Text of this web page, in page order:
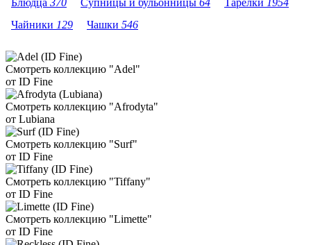
Блюдца 370 Супницы и бульонницы 64 Тарелки 1954
Чайники 129 Чашки 546
Смотреть коллекцию "Adel"
от ID Fine
Смотреть коллекцию "Afrodyta"
от Lubiana
Смотреть коллекцию "Surf"
от ID Fine
Смотреть коллекцию "Tiffany"
от ID Fine
Смотреть коллекцию "Limette"
от ID Fine